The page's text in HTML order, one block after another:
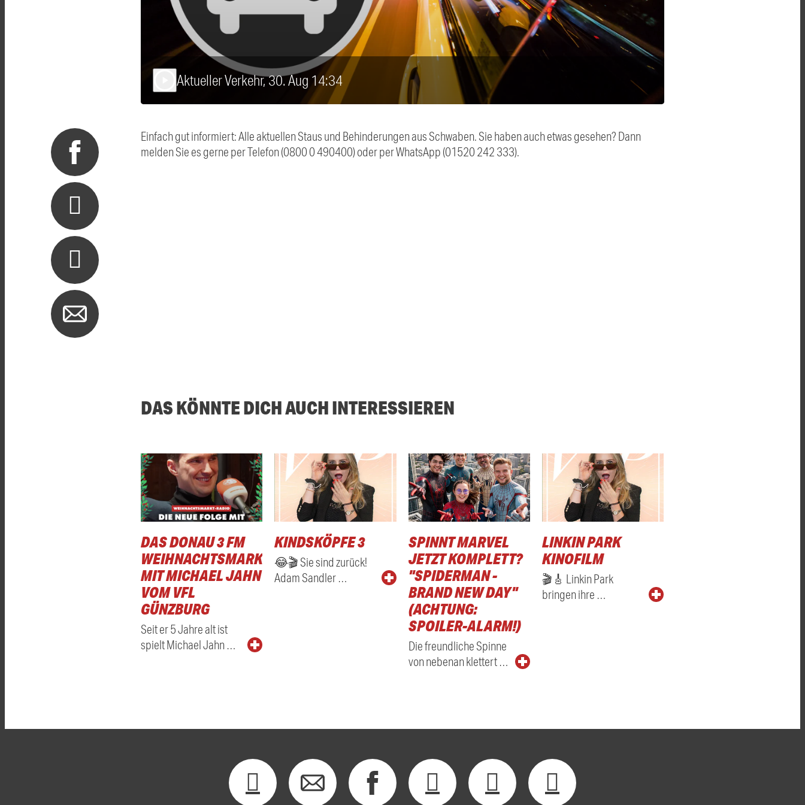
Aktueller Verkehr, 30. Aug 14:34
Einfach gut informiert: Alle aktuellen Staus und Behinderungen aus Schwaben. Sie haben auch etwas gesehen? Dann
melden Sie es gerne per Telefon (0800 0 490400) oder per WhatsApp (01520 242 333).
DAS KÖNNTE DICH AUCH INTERESSIEREN
DAS DONAU 3 FM
WEIHNACHTSMARKTRADIO
MIT MICHAEL JAHN
VOM VFL
GÜNZBURG
Seit er 5 Jahre alt ist
spielt Michael Jahn …
KINDSKÖPFE 3
😂🎬 Sie sind zurück!
Adam Sandler …
SPINNT MARVEL
JETZT KOMPLETT?
"SPIDERMAN -
BRAND NEW DAY"
(ACHTUNG:
SPOILER-ALARM!)
Die freundliche Spinne
von nebenan klettert …
LINKIN PARK
KINOFILM
🎬🎸 Linkin Park
bringen ihre …